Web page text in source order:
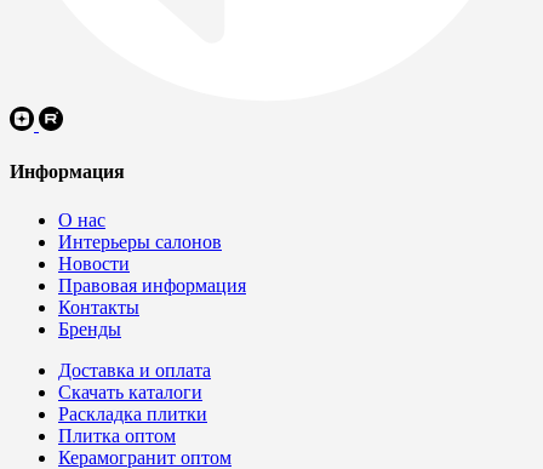
Информация
О нас
Интерьеры салонов
Новости
Правовая информация
Контакты
Бренды
Доставка и оплата
Скачать каталоги
Раскладка плитки
Плитка оптом
Керамогранит оптом